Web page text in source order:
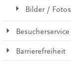
Bilder / Fotos
Besucherservice
Barrierefreiheit